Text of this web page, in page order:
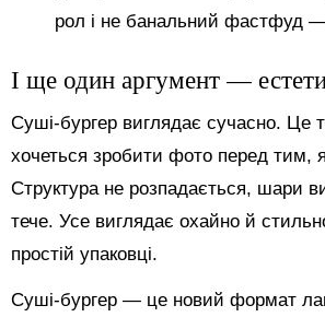
рол і не банальний фастфуд
І ще один аргумент —
Суші-бургер виглядає сучасно. Це
хочеться зробити фото перед тим,
Структура не розпадається, шари
тече. Усе виглядає охайно й
простій упаковці.
Суші-бургер — це новий формат